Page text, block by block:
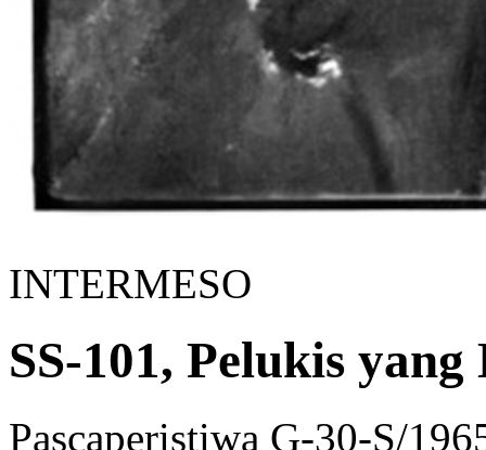
INTERMESO
SS-101, Pelukis
Pascaperistiwa G-30-S/